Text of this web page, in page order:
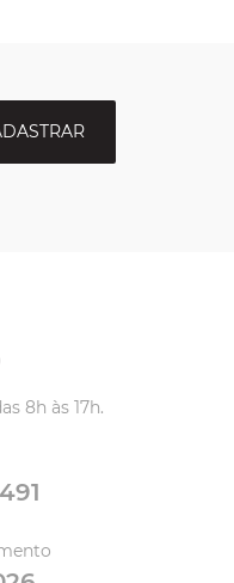
8h às 17h.